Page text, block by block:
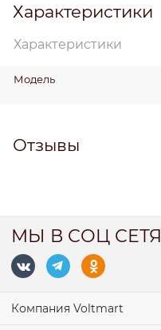
Характеристики
Характеристики
Модель
Отзывы
МЫ В СОЦ
Компания Voltmart